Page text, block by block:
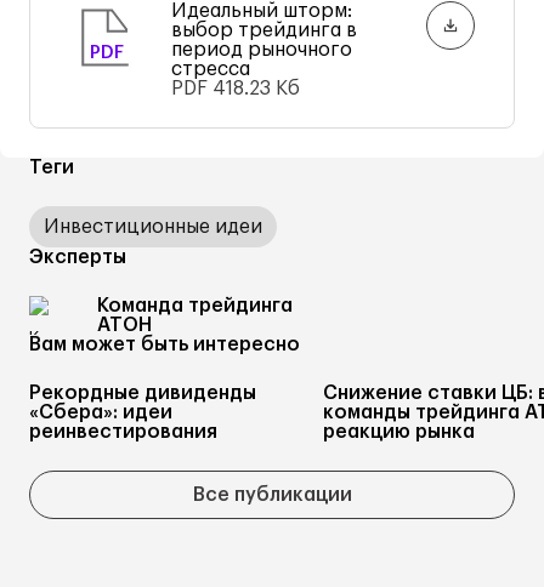
Теги
Инвестиционные идеи
Эксперты
Команда трейдинга
АТОН
PDF
Идеальный шторм:
выбор трейдинга в
период рыночного
стресса
PDF 418.23 Кб
Вам может быть интересно
Рекордные дивиденды
«Сбера»: идеи
реинвестирования
Снижение ставки ЦБ:
команды трейдинга
реакцию рынка
Все публикации